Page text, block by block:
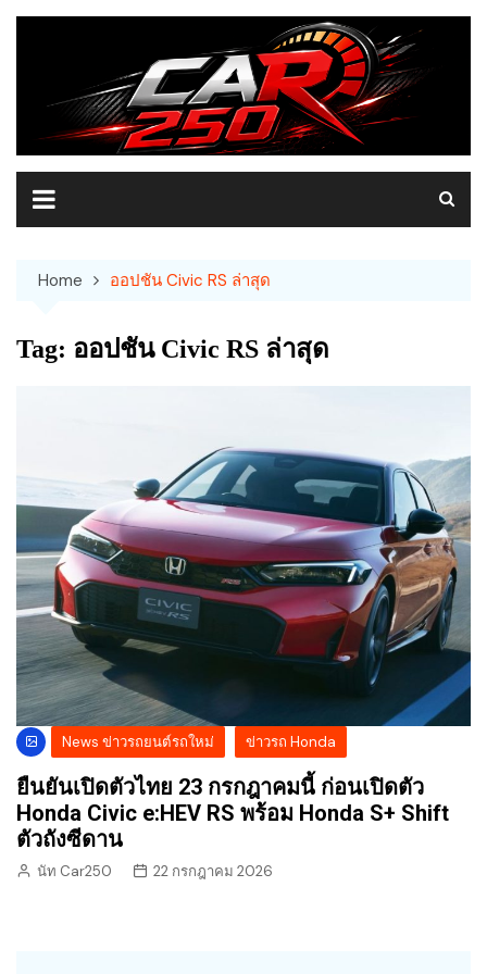
Skip
Home ออปชัน Civic RS ล่าสุด
Tag: ออปชัน Civic RS ล่าสุด
News ข่าวรถยนต์รถใหม่ ข่าวรถ Honda
ยืนยันเปิดตัวไทย 23 กรกฎาคมนี้ ก่อนเปิดตัว
Honda Civic e:HEV RS พร้อม Honda S+ Shift
ตัวถังซีดาน
นัท Car250 22 กรกฎาคม 2026